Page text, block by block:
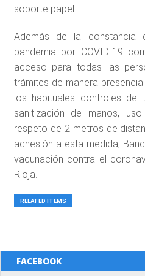
soporte papel.
Además de la constancia
pandemia por COVID-19
acceso para todas las
trámites de manera
los habituales controles de
sanitización de manos,
respeto de 2 metros de
adhesión a esta medida,
vacunación contra el
Rioja.
RELATED ITEMS
FACEBOOK